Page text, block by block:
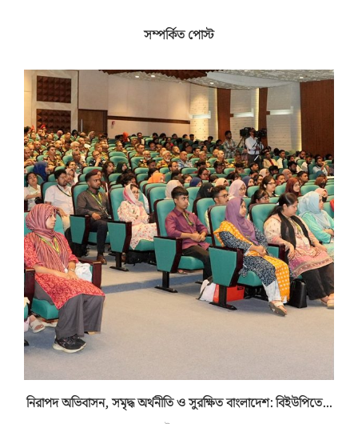
সম্পর্কিত পোস্ট
নিরাপদ অভিবাসন, সমৃদ্ধ অর্থনীতি ও সুরক্ষিত বাংলাদেশ: বিইউপিতে...